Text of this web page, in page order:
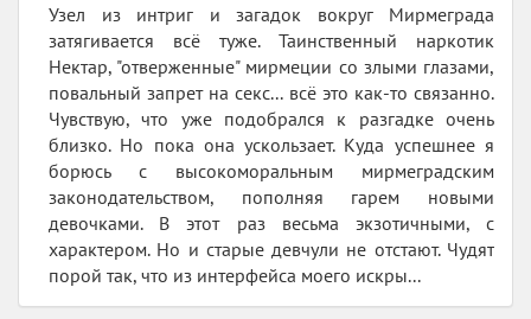
Узел из интриг и загадок вокруг Мирмеграда
затягивается всё туже. Таинственный наркотик
Нектар, "отверженные" мирмеции со злыми глазами,
повальный запрет на секс... всё это как-то связанно.
Чувствую, что уже подобрался к разгадке очень
близко. Но пока она ускользает. Куда успешнее я
борюсь с высокоморальным мирмеградским
законодательством, пополняя гарем новыми
девочками. В этот раз весьма экзотичными, с
характером. Но и старые девчули не отстают. Чудят
порой так, что из интерфейса моего искры...